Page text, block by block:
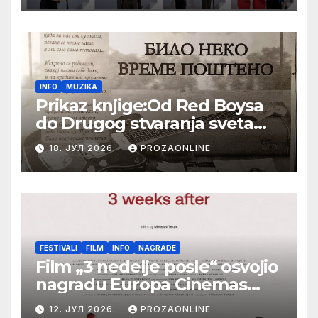
Festival evropskog filma Palić
INFO MUZIKA
Prikaz knjige:Od Red Boysa
do Drugog stvaranja sveta
(bilo neko vreme pošteno)
(autor- Zlatomira Sremca,
Botoš 2022. godine,
samizdat)
18. ЈУЛ 2026. PROZAONLINE
FESTIVALI FILM INFO NAGRADE
Film „3 nedelje posle“ osvojio
nagradu Europa Cinemas
Label na Filmskom festivalu
12. ЈУЛ 2026. PROZAONLINE